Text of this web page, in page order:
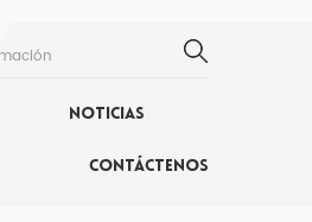
NOTICIAS
CONTÁCTENOS